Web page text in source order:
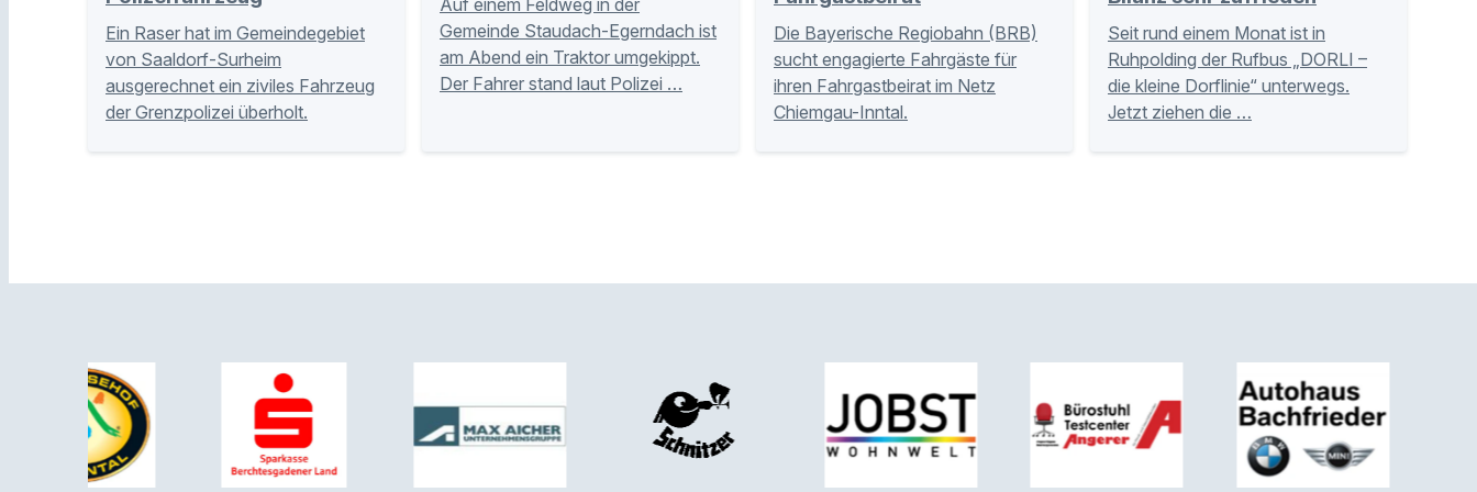
Ein Raser hat im Gemeindegebiet
von Saaldorf-Surheim
ausgerechnet ein ziviles Fahrzeug
der Grenzpolizei überholt.
Gemeinde Staudach-Egerndach ist
am Abend ein Traktor umgekippt.
Der Fahrer stand laut Polizei …
Die Bayerische Regiobahn (BRB)
sucht engagierte Fahrgäste für
ihren Fahrgastbeirat im Netz
Chiemgau-Inntal.
Seit rund einem Monat ist in
Ruhpolding der Rufbus „DORLI –
die kleine Dorflinie“ unterwegs.
Jetzt ziehen die …